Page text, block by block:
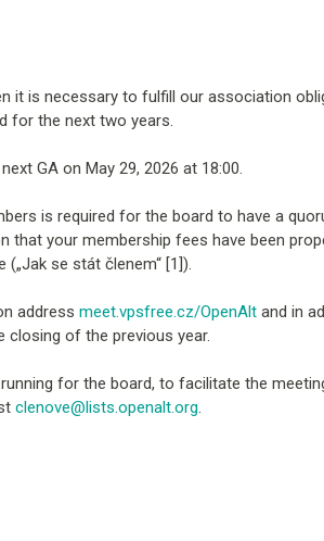
it is necessary to fulfill our association
for the next two years.
GA on May 29, 2026 at 18:00.
is required for the board to have a
that your membership fees have been
se stát členem“ [1]).
address meet.vpsfree.cz/OpenAlt and in
closing of the previous year.
for the board, to facilitate the
clenove@lists.openalt.org.